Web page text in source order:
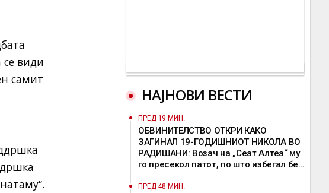
се види
самит
НАЈНОВИ ВЕСТИ
ПРЕД 19 МИН.
ОБВИНИТЕЛСТВО ОТКРИ КАКО
ЗАГИНАЛ 19-ГОДИШНИОТ НИКОЛА ВО
РАДИШАНИ: Возач на „Сеат Алтеа“ му
го пресекол патот, по што избегал без
ПРЕД 48 МИН.